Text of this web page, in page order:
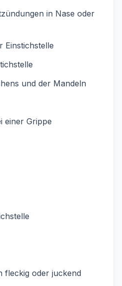
in Nase oder
Einstichstelle
und der Mandeln
einer Grippe
fleckig oder juckend